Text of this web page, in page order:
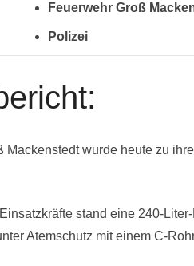
Feuerwehr Groß
Polizei
Mackenstedt wurde heute zu
stand eine 240-
Atemschutz mit einem C-